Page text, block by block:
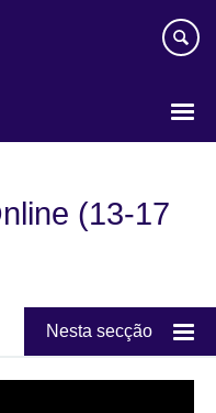
(13-17
Nesta secção